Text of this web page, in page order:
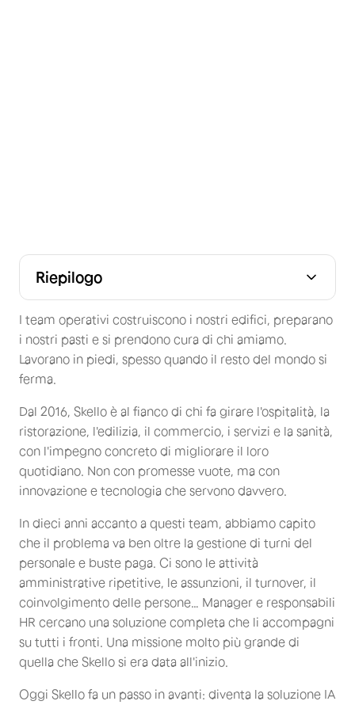
I team operativi costruiscono i nostri edifici, preparano
i nostri pasti e si prendono cura di chi amiamo.
Lavorano in piedi, spesso quando il resto del mondo si
ferma.
Dal 2016, Skello è al fianco di chi fa girare l'ospitalità, la
ristorazione, l'edilizia, il commercio, i servizi e la sanità,
con l'impegno concreto di migliorare il loro
quotidiano. Non con promesse vuote, ma con
innovazione e tecnologia che servono davvero.
In dieci anni accanto a questi team, abbiamo capito
che il problema va ben oltre la gestione di turni del
personale e buste paga. Ci sono le attività
amministrative ripetitive, le assunzioni, il turnover, il
coinvolgimento delle persone… Manager e responsabili
HR cercano una soluzione completa che li accompagni
su tutti i fronti. Una missione molto più grande di
quella che Skello si era data all'inizio.
Oggi Skello fa un passo in avanti: diventa la soluzione IA
Riepilogo